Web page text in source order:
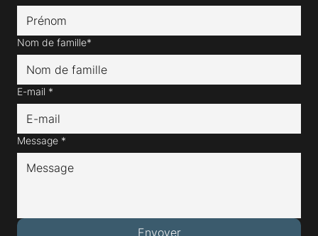
Nom de famille*
E-mail *
Message *
Envoyer